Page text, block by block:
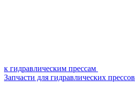
к гидравлическим прессам
Запчасти для гидравлических прессов